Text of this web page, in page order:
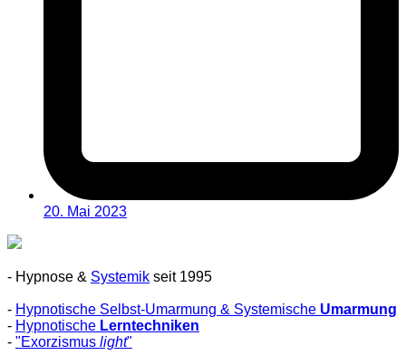
20. Mai 2023
- Hypnose & Systemik seit 1995
- Hypnotische Selbst-Umarmung & Systemische Umarmung
- Hypnotische Lerntechniken
- "Exorzismus light"